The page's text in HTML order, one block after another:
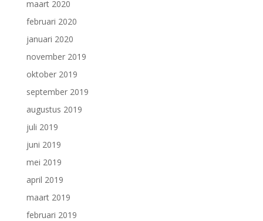
maart 2020
februari 2020
januari 2020
november 2019
oktober 2019
september 2019
augustus 2019
juli 2019
juni 2019
mei 2019
april 2019
maart 2019
februari 2019